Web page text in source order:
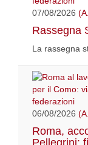
07/08/2026
Rassegna
La rassegna
06/08/2026
Roma,